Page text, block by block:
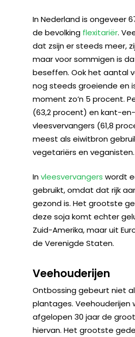
In Nederland is ongeveer
de bevolking flexitariër.
dat zsijn er steeds meer,
maar voor sommigen is
beseffen. Ook het aantal
nog steeds groeiende en
moment zo’n 5 procent.
(63,2 procent) en kant-
vleesvervangers (61,8
meest als eiwitbron
vegetariërs en veganisten.
Invleesvervangers wordt
gebruikt, omdat dat rijk
gezond is. Het grootste
deze soja komt echter
Zuid-Amerika, maar uit
de Verenigde Staten.
Veehouderijen
Ontbossing gebeurt niet
plantages. Veehouderijen
afgelopen 30 jaar de
hiervan. Het grootste